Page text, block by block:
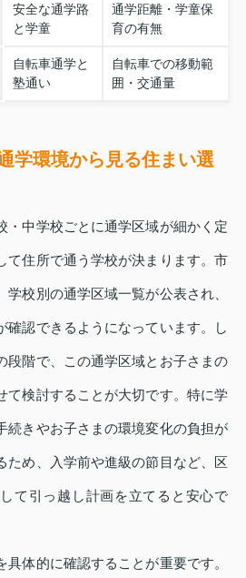
安全な通学路
と学童
通学距離・学童保
育の有無
自転車通学と
塾通い
自転車での移動範
囲・交通量
学環境から見る住まい選
・中学校ごとに通学区域が細かく定
て住所で通う学校が決まります。市
校別の通学区域一覧が公表され、
確認できるようになっています。し
段階で、この通学区域とお子さまの
て検討することが大切です。特に学
続きやお子さまの環境変化の負担が
ため、入学前や進級の節目など、区
て引っ越し計画を立てると安心で
体的に確認することが重要です。